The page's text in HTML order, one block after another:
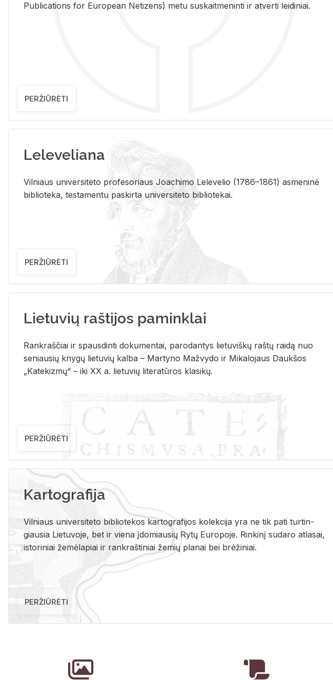
Pub­li­ca­tions for Eu­ro­pe­an Ne­ti­zens) metu su­skait­me­nin­ti ir at­ver­ti lei­di­niai.
PERŽIŪRĖTI
Leleveliana
Vil­niaus uni­ver­si­te­to pro­fe­so­riaus Jo­a­chi­mo Le­le­ve­lio (1786–1861) as­me­ni­nė
bi­b­lio­te­ka, te­sta­men­tu pa­skir­ta uni­ver­si­te­to bi­b­lio­te­kai.
PERŽIŪRĖTI
Lietuvių raštijos paminklai
Rank­raš­čiai ir spaus­din­ti do­ku­men­tai, pa­ro­dan­tys lie­tu­viš­kų raš­tų rai­dą nuo
se­niau­sių kny­gų lie­tu­vių kal­ba – Mar­ty­no Ma­žvy­do ir Mi­ka­lo­jaus Dauk­šos
„Ka­te­kiz­mų“ – iki XX a. lie­tu­vių li­te­ra­tū­ros kla­si­kų.
PERŽIŪRĖTI
Kartografija
Vil­niaus uni­ver­si­te­to bi­b­lio­te­kos kar­to­gra­fi­jos ko­lek­ci­ja yra ne tik pati tur­tin­
giau­sia Lie­tu­vo­je, bet ir vie­na įdo­miau­sių Rytų Eu­ro­po­je. Rin­ki­nį su­da­ro at­la­sai,
is­to­ri­niai že­mė­la­piai ir rank­raš­ti­niai že­mių pla­nai bei brė­ži­niai.
PERŽIŪRĖTI